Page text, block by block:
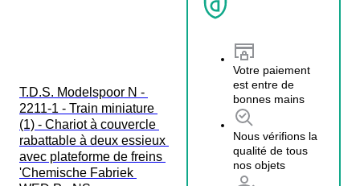
Votre paiement
est entre de
bonnes mains
Nous vérifions la
qualité de tous
nos objets
T.D.S. Modelspoor N -
2211-1 - Train miniature
(1) - Chariot à couvercle
rabattable à deux essieux
avec plateforme de freins
'Chemische Fabriek